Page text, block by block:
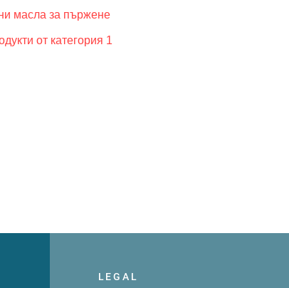
масла за пържене
от категория 1
LEGAL